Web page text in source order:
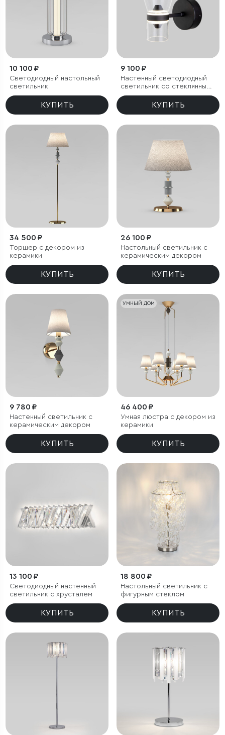
10 100 ₽
Светодиодный настольный
светильник
КУПИТЬ
9 100 ₽
Настенный светодиодный
светильник со стеклянным
плафоном
КУПИТЬ
34 500 ₽
Торшер с декором из
керамики
КУПИТЬ
26 100 ₽
Настольный светильник с
керамическим декором
КУПИТЬ
9 780 ₽
Настенный светильник с
керамическим декором
КУПИТЬ
УМНЫЙ ДОМ
46 400 ₽
Умная люстра с декором из
керамики
КУПИТЬ
13 100 ₽
Светодиодный настенный
светильник с хрусталем
КУПИТЬ
18 800 ₽
Настольный светильник с
фигурным стеклом
КУПИТЬ